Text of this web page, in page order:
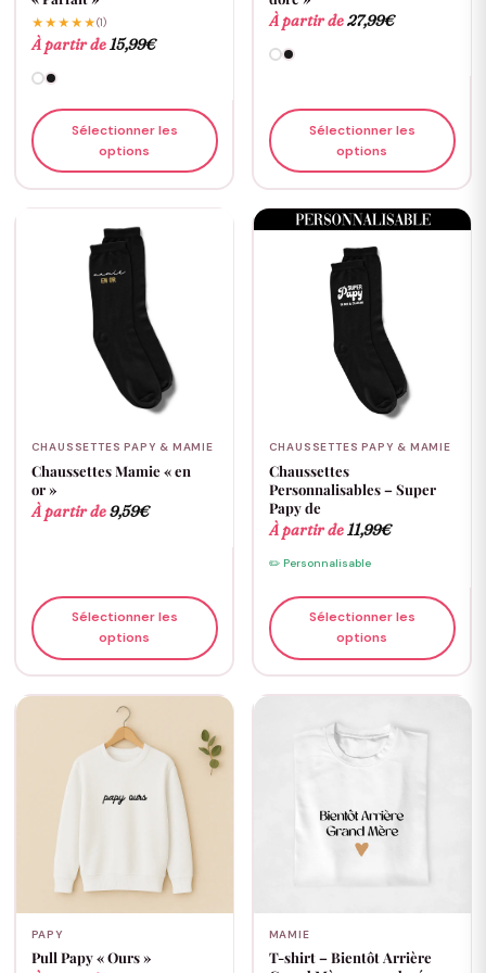
★★★★★(1)
À partir de15,99€
Sélectionner les
options
À partir de27,99€
Sélectionner les
options
CHAUSSETTES PAPY & MAMIE
Chaussettes Mamie « en
or »
À partir de9,59€
Sélectionner les
options
CHAUSSETTES PAPY & MAMIE
Chaussettes
Personnalisables – Super
Papy de
À partir de11,99€
✏️ Personnalisable
Sélectionner les
options
PAPY
Pull Papy « Ours »
MAMIE
T-shirt – Bientôt Arrière